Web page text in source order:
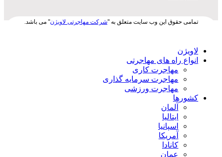
تمامی حقوق این وب سایت متعلق به "شرکت مهاجرتی لاویژن" می باشد.
لاویژن
انواع راه های مهاجرتی
مهاجرت کاری
مهاجرت سرمایه گذاری
مهاجرت ورزشی
کشورها
آلمان
ایتالیا
اسپانیا
آمریکا
کانادا
عمان